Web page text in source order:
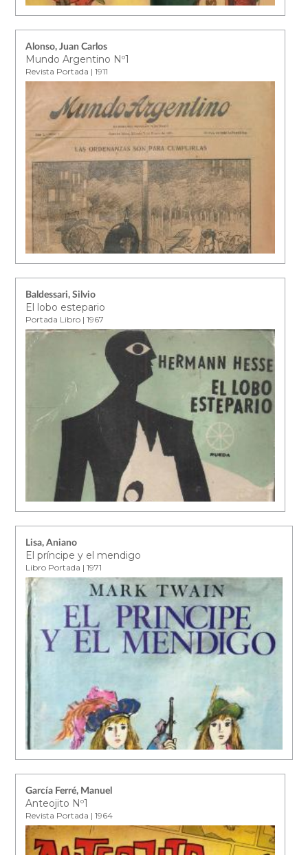
Alonso, Juan Carlos
Mundo Argentino Nº1
Revista Portada | 1911
Baldessari, Silvio
El lobo estepario
Portada Libro | 1967
Lisa, Aniano
El príncipe y el mendigo
Libro Portada | 1971
García Ferré, Manuel
Anteojito Nº1
Revista Portada | 1964